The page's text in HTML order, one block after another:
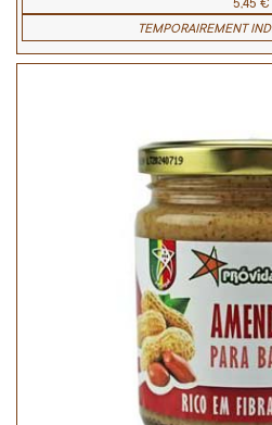
5,45 €
TEMPORAIREMENT